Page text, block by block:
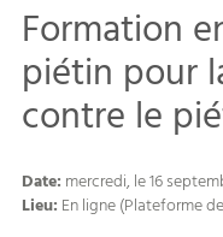
Formation
piétin pour
contre le
Date: mercredi, le 16
Lieu: En ligne (Plateforme